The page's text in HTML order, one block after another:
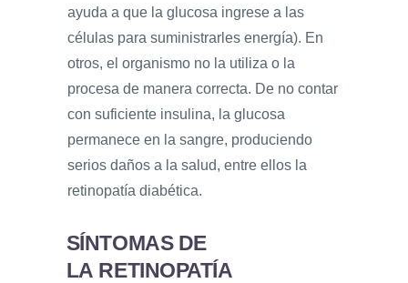
ayuda a que la glucosa ingrese a las
células para suministrarles energía). En
otros, el organismo no la utiliza o la
procesa de manera correcta. De no contar
con suficiente insulina, la glucosa
permanece en la sangre, produciendo
serios daños a la salud, entre ellos la
retinopatía diabética.
SÍNTOMAS DE
LA RETINOPATÍA